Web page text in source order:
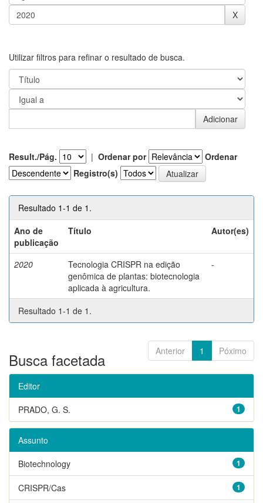
Utilizar filtros para refinar o resultado de busca.
Result./Pág. | Ordenar por
Ordenar
Registro(s)
Resultado 1-1 de 1.
Ano de
publicação
Título Autor(es)
2020
Tecnologia CRISPR na edição
genômica de plantas: biotecnologia
aplicada à agricultura.
-
Resultado 1-1 de 1.
Anterior 1 Póximo
Busca facetada
Editor
1
PRADO, G. S.
Assunto
1
Biotechnology
1
CRISPR/Cas